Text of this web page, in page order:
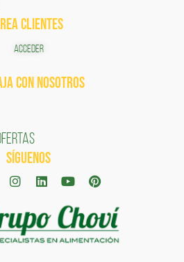
CLIENTES
ACCEDER
CON NOSOTROS
SÍGUENOS